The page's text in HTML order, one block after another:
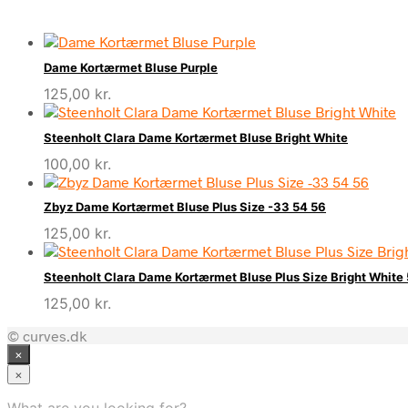
Dame Kortærmet Bluse Purple
125,00 kr.
Steenholt Clara Dame Kortærmet Bluse Bright White
100,00 kr.
Zbyz Dame Kortærmet Bluse Plus Size -33 54 56
125,00 kr.
Steenholt Clara Dame Kortærmet Bluse Plus Size Bright White
125,00 kr.
© curves.dk
×
×